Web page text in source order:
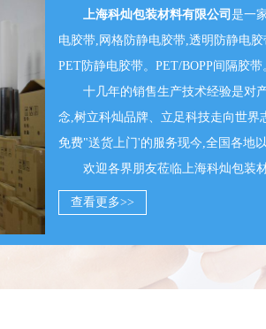
上海科灿包装材料有限公司 是一
电胶带,网格防静电胶带,透明防静电
PET防静电胶带。PET/BOPP间隔胶
十几年的销售生产技术经验是对
念,树立科灿品牌、立足科技走向世
免费"送货上门'的服务现今,全国各地
欢迎各界朋友莅临上海科灿包装
查看更多>>